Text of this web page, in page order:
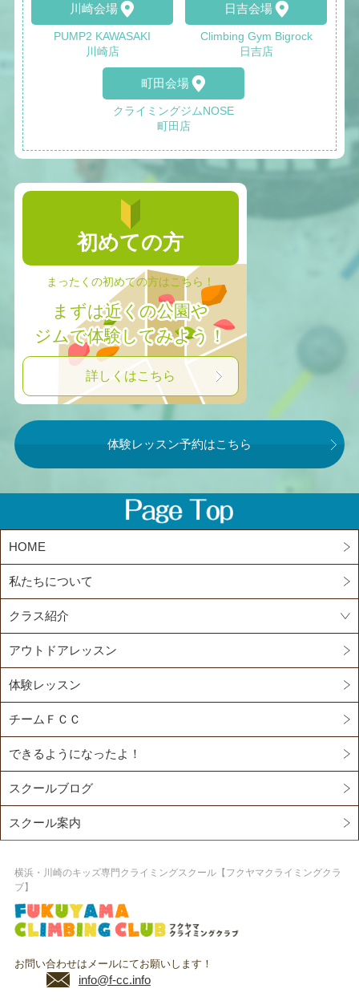
川崎会場
PUMP2 KAWASAKI
川崎店
日吉会場
Climbing Gym Bigrock
日吉店
町田会場
クライミングジムNOSE
町田店
初めての方
まったくの初めての方はこちら！
まずは近くの公園や
ジムで体験してみよう！
詳しくはこちら
体験レッスン予約はこちら
HOME
私たちについて
クラス紹介
アウトドアレッスン
体験レッスン
チームＦＣＣ
できるようになったよ！
スクールブログ
スクール案内
横浜・川崎のキッズ専門クライミングスクール【フクヤマクライミングクラ
ブ】
お問い合わせはメールにてお願いします！
info@f-cc.info